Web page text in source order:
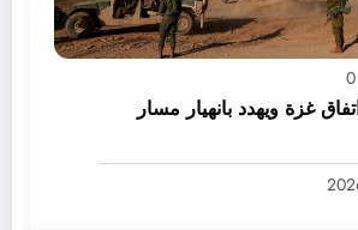
0
غزة ويهدد بانهيار مسار